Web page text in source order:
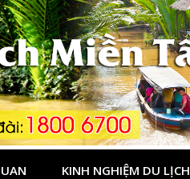
KINH NGHIỆM DU LỊCH